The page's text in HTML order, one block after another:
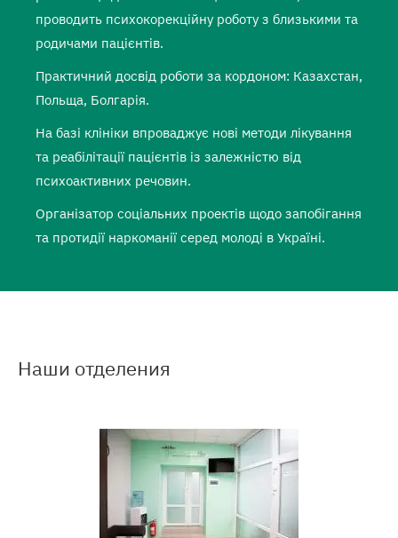
проводить психокорекційну роботу з близькими та
родичами пацієнтів.
Практичний досвід роботи за кордоном: Казахстан,
Польща, Болгарія.
На базі клініки впроваджує нові методи лікування
та реабілітації пацієнтів із залежністю від
психоактивних речовин.
Організатор соціальних проектів щодо запобігання
та протидії наркоманії серед молоді в Україні.
Наши отделения